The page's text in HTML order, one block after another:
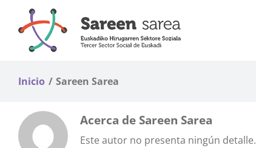
contenido
Inicio Sareen Sarea
Acerca de Sareen Sarea
Este autor no presenta ningún detalle.